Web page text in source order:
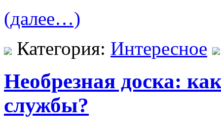
(далее…)
Категория: Интересное
Необрезная доска:
службы?